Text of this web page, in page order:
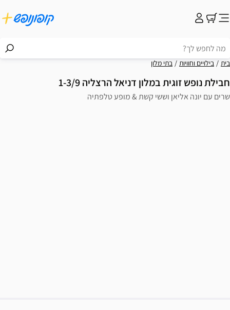
בית בילויים וחוויות בתי מלון
חבילת נופש זוגית במלון דניאל הרצליה 1-3/9
שרים עם יונה אליאן וששי קשת & מופע טלפתיה